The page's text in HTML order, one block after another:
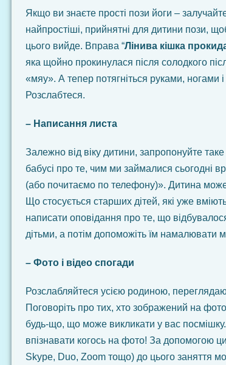
Якщо ви знаєте прості пози йоги –
найпростіші, прийнятні для дитини пози,
цього вийде. Вправа “Лінива кішка
яка щойно прокинулася після солодкого
«мяу». А тепер потягніться руками, ногами
Розслабтеся.
– Написання листа
Залежно від віку дитини, запропонуйте
бабусі про те, чим ми займалися сьогодні
(або почитаємо по телефону)». Дитина
Що стосується старших дітей, які уже
написати оповідання про те, що
дітьми, а потім допоможіть їм намалювати
– Фото і відео спогади
Розслабляйтеся усією родиною,
Поговоріть про тих, хто зображений на
будь-що, що може викликати у вас
впізнавати когось на фото! За допомогою
Skype, Duo, Zoom тощо) до цього заняття